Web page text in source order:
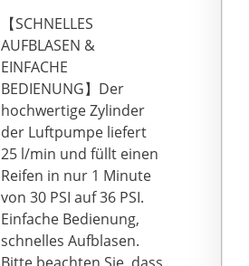
entwichen ist, um eine
zu starke Entlüftung zu
vermeiden.
【QUALITÄTSWERKZEU
G】High-Tech-
Luftkompressor
kombiniert mit TEFLON-
Kolbendichtung und
hochfestem
technischen Kunststoff,
die WHALE SHARK
ermöglicht es Ihnen, 5
der Tasche aufgehängt
werden kann.
Eingebauter Lithium-
Akku, Typ-C-
Ladeanschluss. (Warme
Erinnerung: Typ-C-
Ladekabel und Netzteil
sind nicht im
Lieferumfang
enthalten)
【Eingebaute LED-
Leuchten】Der digitale
【SCHNELLES
AUFBLASEN &
EINFACHE
BEDIENUNG】Der
hochwertige Zylinder
der Luftpumpe liefert
25 l/min und füllt einen
Reifen in nur 1 Minute
von 30 PSI auf 36 PSI.
Einfache Bedienung,
schnelles Aufblasen.